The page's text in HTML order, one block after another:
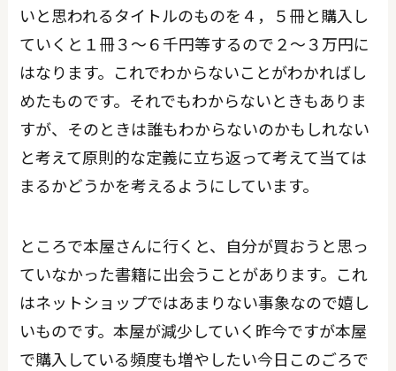
いと思われるタイトルのものを４，５冊と購入し
ていくと１冊３〜６千円等するので２〜３万円に
はなります。これでわからないことがわかればし
めたものです。それでもわからないときもありま
すが、そのときは誰もわからないのかもしれない
と考えて原則的な定義に立ち返って考えて当ては
まるかどうかを考えるようにしています。
ところで本屋さんに行くと、自分が買おうと思っ
ていなかった書籍に出会うことがあります。これ
はネットショップではあまりない事象なので嬉し
いものです。本屋が減少していく昨今ですが本屋
で購入している頻度も増やしたい今日このごろで